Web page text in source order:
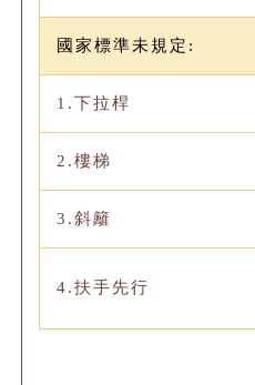
國家標準未規定:
1.下拉桿
2.樓梯
3.斜籬
4.扶手先行